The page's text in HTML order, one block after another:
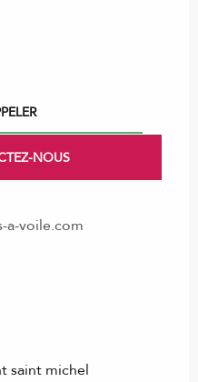
NOUS
a-voile.com
saint michel